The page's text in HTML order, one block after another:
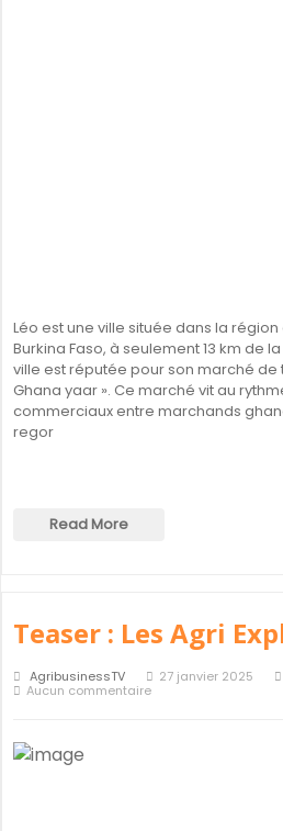
Léo est une ville située dans la
Burkina Faso, à seulement 13 km de
ville est réputée pour son marché de
Ghana yaar ». Ce marché vit au
commerciaux entre marchands
regor
Read More
Teaser : Les Agri
AgribusinessTV 27 janvier 2025
Aucun commentaire